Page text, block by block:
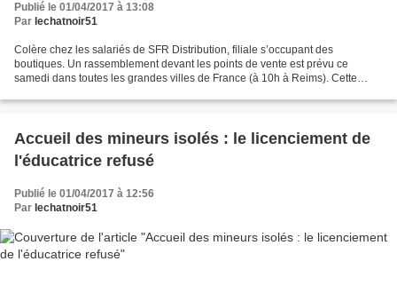
Publié le 01/04/2017 à 13:08
Par lechatnoir51
Colère chez les salariés de SFR Distribution, filiale s’occupant des
boutiques. Un rassemblement devant les points de vente est prévu ce
samedi dans toutes les grandes villes de France (à 10h à Reims). Cette
Accueil des mineurs isolés : le licenciement de
l'éducatrice refusé
Publié le 01/04/2017 à 12:56
Par lechatnoir51